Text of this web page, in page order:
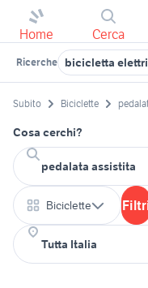
Home Cerca
Ricerche bicicletta
Subito Biciclette
Cosa cerchi?
Biciclette